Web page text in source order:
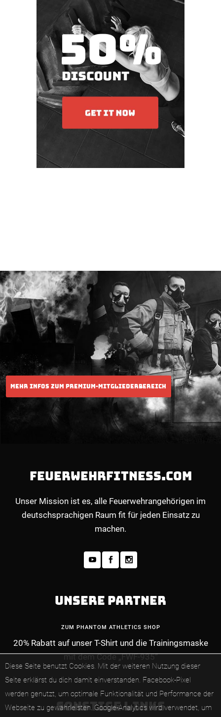
Diese Seite benutzt Cookies. Mit der weiteren Nutzung dieser
Seite erklärst du dich damit einverstanden. Facebook-Pixel
werden genutzt, um optimale Funktionalität und Performance der
Webseite zu gewährleisten. Google-Analytics wird verwendet, um
FEUERWEHRFITNESS.COM
Unser Mission ist es, alle Feuerwehrangehörigen im
deutschsprachigen Raum fit für jeden Einsatz zu
machen.
UNSERE PARTNER
ZUM PHANTOM ATHLETICS SHOP
20% Rabatt auf unser T-Shirt und die Trainingsmaske
mit dem Code „FWF-935“
SONSTIGE LINKS